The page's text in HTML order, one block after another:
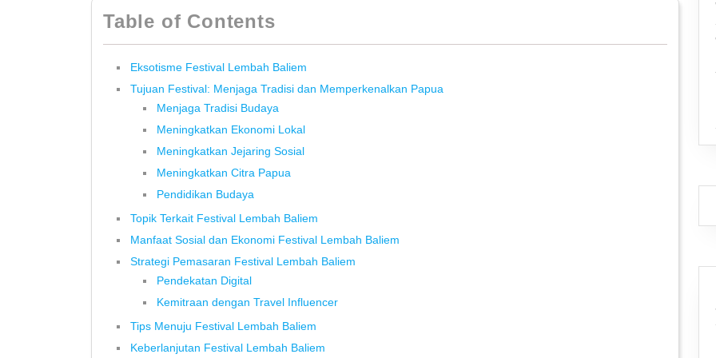
Table of Contents
Eksotisme Festival Lembah Baliem
Tujuan Festival: Menjaga Tradisi dan Memperkenalkan Papua
Menjaga Tradisi Budaya
Meningkatkan Ekonomi Lokal
Meningkatkan Jejaring Sosial
Meningkatkan Citra Papua
Pendidikan Budaya
Topik Terkait Festival Lembah Baliem
Manfaat Sosial dan Ekonomi Festival Lembah Baliem
Strategi Pemasaran Festival Lembah Baliem
Pendekatan Digital
Kemitraan dengan Travel Influencer
Tips Menuju Festival Lembah Baliem
Keberlanjutan Festival Lembah Baliem